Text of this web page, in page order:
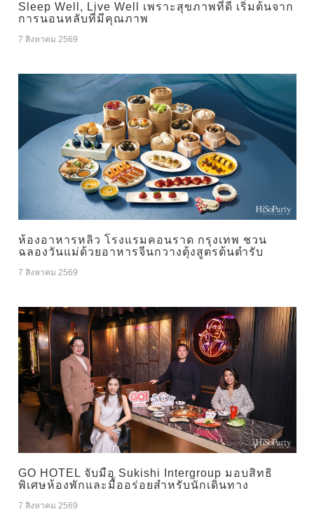
Sleep Well, Live Well เพราะสุขภาพที่ดี เริ่มต้นจาก
การนอนหลับที่มีคุณภาพ
7 สิงหาคม 2569
ห้องอาหารหลิว โรงแรมคอนราด กรุงเทพ ชวน
ฉลองวันแม่ด้วยอาหารจีนกวางตุ้งสูตรต้นตำรับ
7 สิงหาคม 2569
GO HOTEL จับมือ Sukishi Intergroup มอบสิทธิ
พิเศษห้องพักและมื้ออร่อยสำหรับนักเดินทาง
7 สิงหาคม 2569